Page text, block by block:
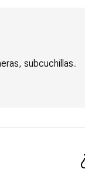
subcuchillas..